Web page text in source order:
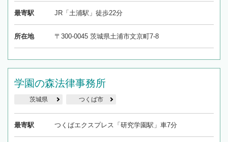
最寄駅 JR「土浦駅」徒歩22分
所在地 〒300-0045 茨城県土浦市文京町7-8
学園の森法律事務所
茨城県 つくば市
最寄駅 つくばエクスプレス「研究学園駅」車7分